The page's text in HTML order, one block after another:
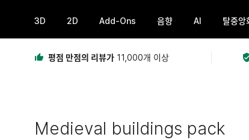
3D 2D Add-Ons 음향 AI 탈중앙
평점 만점의 리뷰가 11,000개 이상
Medieval buildings pack